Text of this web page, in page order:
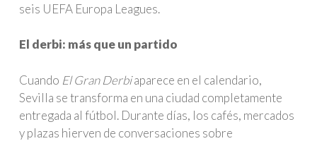
seis UEFA Europa Leagues.
El derbi: más que un partido
Cuando El Gran Derbiaparece en el calendario,
Sevilla se transforma en una ciudad completamente
entregada al fútbol. Durante días, los cafés, mercados
y plazas hierven de conversaciones sobre